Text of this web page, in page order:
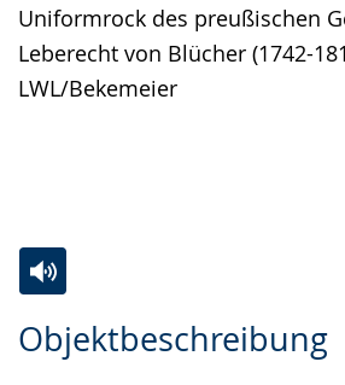
Uniformrock des preußischen
Leberecht von Blücher (1742-
LWL/Bekemeier
Objektbeschreibung
Leichten
Audio-
Video